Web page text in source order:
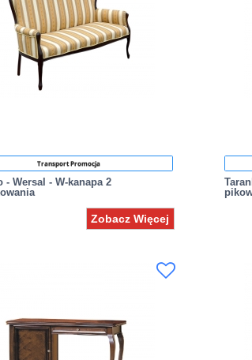
Transport Promocja
- Wersal - W-kanapa 2
Zobacz Więcej